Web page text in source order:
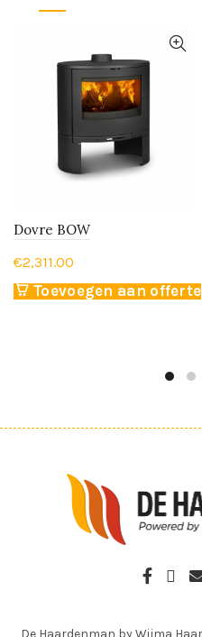
Dovre BOW
€2,311.00
Toevoegen aan offerte
De Haardenman by Wijma